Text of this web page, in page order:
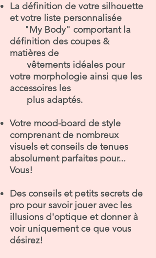
La définition de votre silhouette
et votre liste personnalisée
"My Body" comportant la
définition des coupes &
matières de
vêtements idéales pour
votre morphologie ainsi que les
accessoires les
plus adaptés.
Votre mood-board de style
comprenant de nombreux
visuels et conseils de tenues
absolument parfaites pour...
Vous!
Des conseils et petits secrets de
pro pour savoir jouer avec les
illusions d'optique et donner à
voir uniquement ce que vous
désirez!